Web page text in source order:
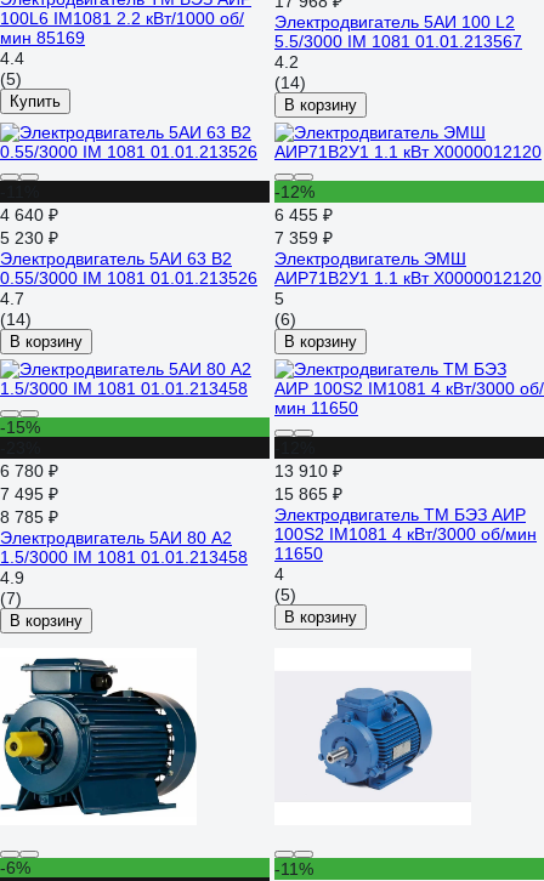
100L6 IM1081 2.2 кВт/1000 об/
мин 85169
4.4
(5)
Купить
Электродвигатель 5АИ 100 L2
5.5/3000 IM 1081 01.01.213567
4.2
(14)
В корзину
4 640 ₽
5 230 ₽
Электродвигатель 5АИ 63 В2
0.55/3000 IM 1081 01.01.213526
4.7
(14)
В корзину
-12%
6 455 ₽
7 359 ₽
Электродвигатель ЭМШ
АИР71В2У1 1.1 кВт Х0000012120
5
(6)
В корзину
-15%
6 780 ₽
7 495 ₽
8 785 ₽
Электродвигатель 5АИ 80 А2
1.5/3000 IM 1081 01.01.213458
4.9
(7)
В корзину
13 910 ₽
15 865 ₽
Электродвигатель ТМ БЭЗ АИР
100S2 IM1081 4 кВт/3000 об/мин
11650
4
(5)
В корзину
-6%
-11%